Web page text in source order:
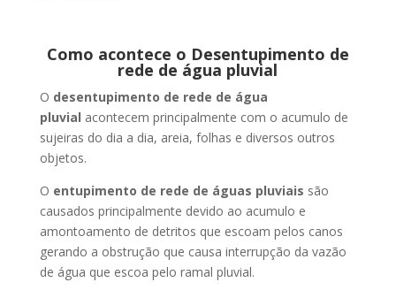
Como acontece o Desentupimento de
rede de água pluvial
O desentupimento de rede de água
pluvial acontecem principalmente com o acumulo de
sujeiras do dia a dia, areia, folhas e diversos outros
objetos.
O entupimento de rede de águas pluviais são
causados principalmente devido ao acumulo e
amontoamento de detritos que escoam pelos canos
gerando a obstrução que causa interrupção da vazão
de água que escoa pelo ramal pluvial.